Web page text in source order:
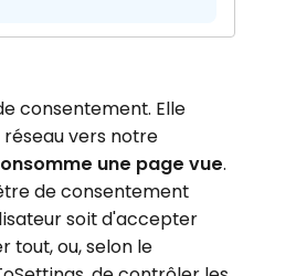
consentement. Elle
vers notre
une page vue.
de consentement
soit d'accepter
tout, ou, selon le